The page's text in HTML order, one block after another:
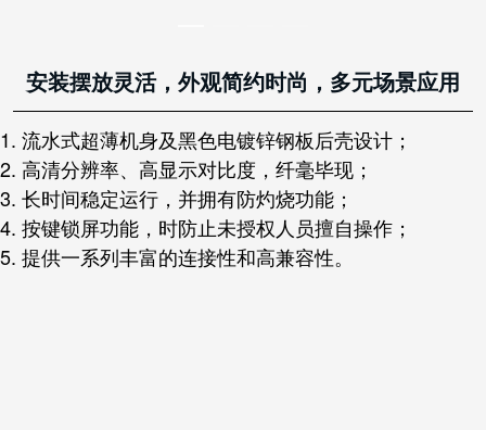
安装摆放灵活，外观简约时尚，多元场景应用
1. 流水式超薄机身及黑色电镀锌钢板后壳设计；
2. 高清分辨率、高显示对比度，纤毫毕现；
3. 长时间稳定运行，并拥有防灼烧功能；
4. 按键锁屏功能，时防止未授权人员擅自操作；
5. 提供一系列丰富的连接性和高兼容性。